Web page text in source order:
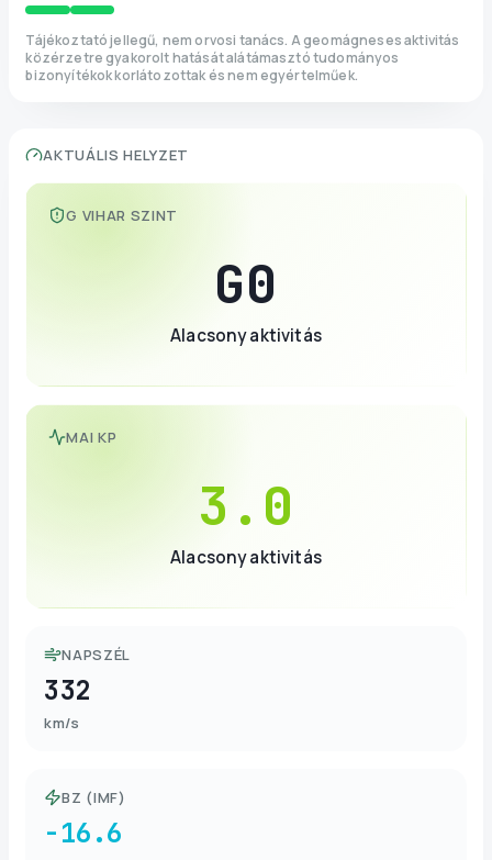
Tájékoztató jellegű, nem orvosi tanács. A geomágneses aktivitás
közérzetre gyakorolt hatását alátámasztó tudományos
bizonyítékok korlátozottak és nem egyértelműek.
AKTUÁLIS HELYZET
G VIHAR SZINT
G0
Alacsony aktivitás
MAI KP
3.0
Alacsony aktivitás
NAPSZÉL
332
km/s
BZ (IMF)
-16.6